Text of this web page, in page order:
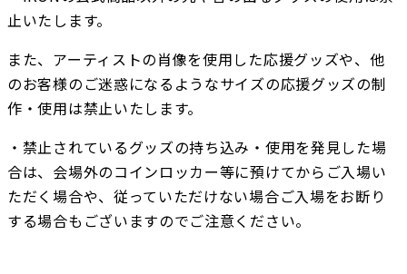
止いたします。
また、アーティストの肖像を使用した応援グッズや、他
のお客様のご迷惑になるようなサイズの応援グッズの制
作・使用は禁止いたします。
・禁止されているグッズの持ち込み・使用を発見した場
合は、会場外のコインロッカー等に預けてからご入場い
ただく場合や、従っていただけない場合ご入場をお断り
する場合もございますのでご注意ください。